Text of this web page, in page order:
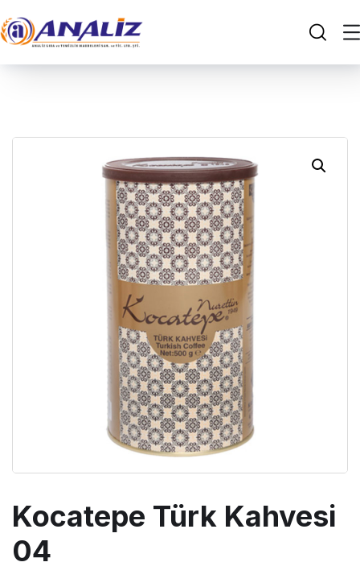
Kocatepe Türk Kahvesi
04